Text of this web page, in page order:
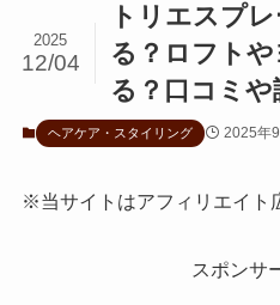
トリエスプ
る？ロフト
る？口コミや
2025
12/04
ヘアケア・スタイリング 2025年
※当サイトはアフィリエイト
スポンサ